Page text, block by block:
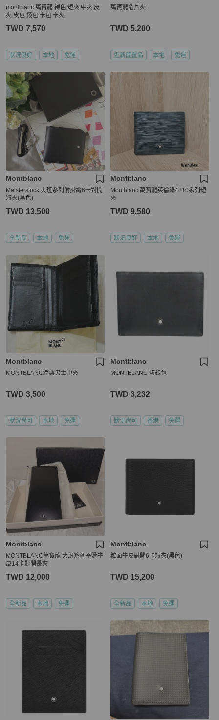
montblanc 萬寶龍 裸色 短夾 中夾 皮
夾 皮包 錢包 卡包 卡夾
TWD 7,570
狀況良好 本地 免運
萬寶龍名片夾
TWD 5,200
近新閒置品 本地 免運
Montblanc
Meisterstuck 大班系列附掛繩6卡對開
短夾(黑色)
TWD 13,500
全新品 本地 免運
Montblanc
Montblanc 萬寶龍英倫綠4810系列短
夾
TWD 9,580
狀況良好 本地 免運
Montblanc
MONTBLANC經典男士中夾
TWD 3,500
狀況尚可 本地 免運
Montblanc
MONTBLANC 短銀包
TWD 3,232
狀況尚可 香港 免運
Montblanc
MONTBLANC萬寶龍 大班系列平滑牛
皮14卡對開長夾
TWD 12,000
全新品 本地 免運
Montblanc
粒面牛皮對開6卡短夾(黑色)
TWD 15,200
全新品 本地 免運